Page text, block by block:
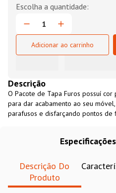
Adicionar ao carrinho
Descrição
O Pacote de Tapa Furos possuí
para dar acabamento ao seu
parafusos e disfarçando pontos de
Descrição Do
Produto